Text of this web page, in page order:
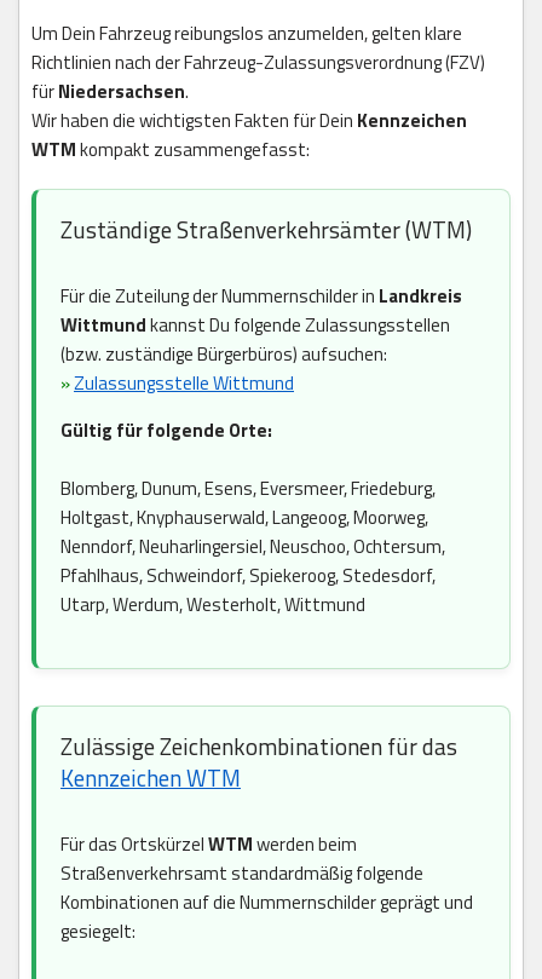
Um Dein Fahrzeug reibungslos anzumelden, gelten klare
Richtlinien nach der Fahrzeug-Zulassungsverordnung (FZV)
fürNiedersachsen.
Wir haben die wichtigsten Fakten für Dein Kennzeichen
WTMkompakt zusammengefasst:
Zuständige Straßenverkehrsämter (WTM)
Für die Zuteilung der Nummernschilder in Landkreis
Wittmundkannst Du folgende Zulassungsstellen
(bzw. zuständige Bürgerbüros) aufsuchen:
»Zulassungsstelle Wittmund
Gültig für folgende Orte:
Blomberg, Dunum, Esens, Eversmeer, Friedeburg,
Holtgast, Knyphauserwald, Langeoog, Moorweg,
Nenndorf, Neuharlingersiel, Neuschoo, Ochtersum,
Pfahlhaus, Schweindorf, Spiekeroog, Stedesdorf,
Utarp, Werdum, Westerholt, Wittmund
Zulässige Zeichenkombinationen für das
Kennzeichen WTM
Für das OrtskürzelWTMwerden beim
Straßenverkehrsamt standardmäßig folgende
Kombinationen auf die Nummernschilder geprägt und
gesiegelt: